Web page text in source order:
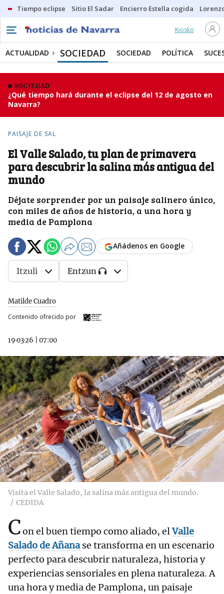
Tiempo eclipse Sitio El Sadar Encierro Estella cogida
Kiosko
ACTUALIDAD SOCIEDAD SOCIEDAD POLÍTICA
SOCIEDAD
¿Qué tiempo hará durante el eclipse del 12 de agosto en
Navarra?
PAISAJE DE SAL
El Valle Salado, tu plan de primavera
para descubrir la salina más antigua del
mundo
Déjate sorprender por un paisaje salinero único,
con miles de años de historia, a una hora y
media de Pamplona
Matilde Cuadro
Contenido ofrecido por
19·03·26 07:00
Añádenos en Google
Itzuli Entzun
Visita el Valle Salado, la salina más antigua del mundo.
CEDIDA
Con el buen tiempo como aliado, elValle
Salado de Añanase transforma en un escenario
perfecto para descubrir naturaleza, historia y
experiencias sensoriales en plena naturaleza. A
una hora y media de Pamplona, un paisaje